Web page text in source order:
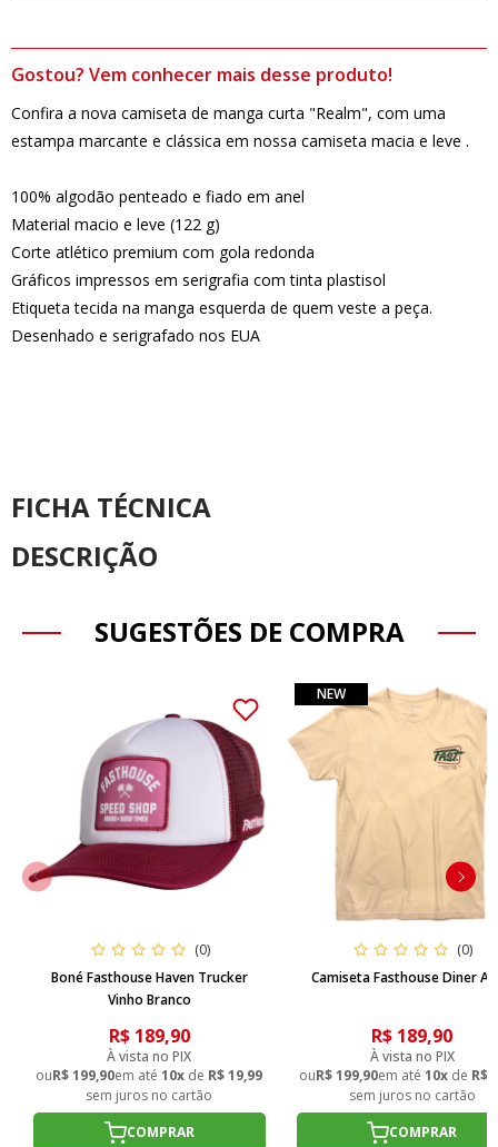
Gostou? Vem conhecer mais desse produto!
Confira a nova camiseta de manga curta "Realm", com uma
estampa marcante e clássica em nossa camiseta macia e leve .
100% algodão penteado e fiado em anel
Material macio e leve (122 g)
Corte atlético premium com gola redonda
Gráficos impressos em serigrafia com tinta plastisol
Etiqueta tecida na manga esquerda de quem veste a peça.
Desenhado e serigrafado nos EUA
FICHA TÉCNICA
DESCRIÇÃO
SUGESTÕES DE COMPRA
(0)
Boné Fasthouse Haven Trucker
Vinho Branco
R$ 189,90
À vista no PIX
ouR$ 199,90em até10x de R$ 19,99
sem juros no cartão
COMPRAR
NEW
(0)
Camiseta Fasthouse Diner
R$ 189,90
À vista no PIX
ouR$ 199,90em até 10xde R$
sem juros no cartão
COMPRAR